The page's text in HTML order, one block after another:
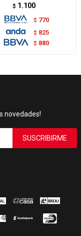
$ 1.100
$ 770
$ 825
$ 880
novedades!
SUSCRIBIRME